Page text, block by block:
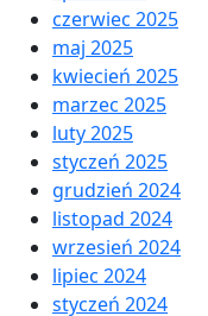
czerwiec 2025
maj 2025
kwiecień 2025
marzec 2025
luty 2025
styczeń 2025
grudzień 2024
listopad 2024
wrzesień 2024
lipiec 2024
styczeń 2024